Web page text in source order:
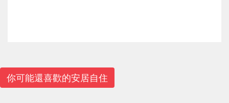
你可能還喜歡的安居自住